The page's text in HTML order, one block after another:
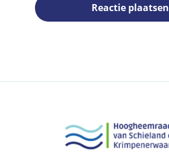
Reactie plaatsen